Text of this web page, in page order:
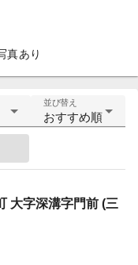
真あり
並び替え
おすすめ順
大字深溝字門前 (三